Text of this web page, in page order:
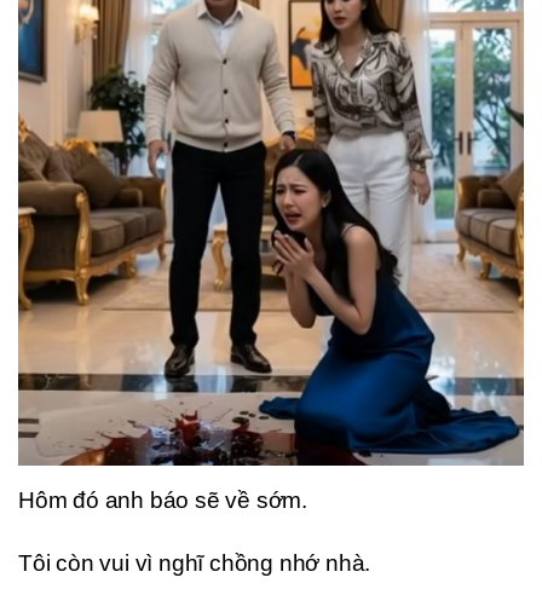
Hôm đó anh báo sẽ về sớm.
Tôi còn vui vì nghĩ chồng nhớ nhà.